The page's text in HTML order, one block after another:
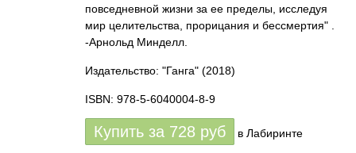
повседневной жизни за ее пределы, исследуя
мир целительства, прорицания и бессмертия" .
-Арнольд Минделл.
Издательство: "Ганга" (2018)
ISBN: 978-5-6040004-8-9
Купить за 728 руб в Лабиринте